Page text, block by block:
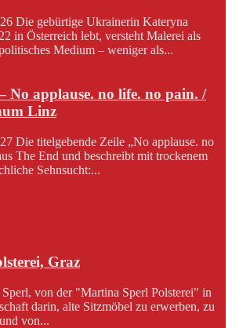
Die gebürtige Ukrainerin Kateryna
in Österreich lebt, versteht Malerei als
Medium – weniger als...
No applause. no life. no pain. /
Linz
Die titelgebende Zeile „No applause. no
The End und beschreibt mit trockenem
Sehnsucht:...
Graz
von der "Martina Sperl Polsterei" in
darin, alte Sitzmöbel zu erwerben, zu
von...